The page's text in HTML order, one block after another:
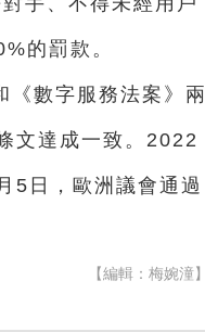
的罰款。
《數字服務法案》兩
文達成一致。2022
5日，歐洲議會通過
【編輯：梅婉潼】